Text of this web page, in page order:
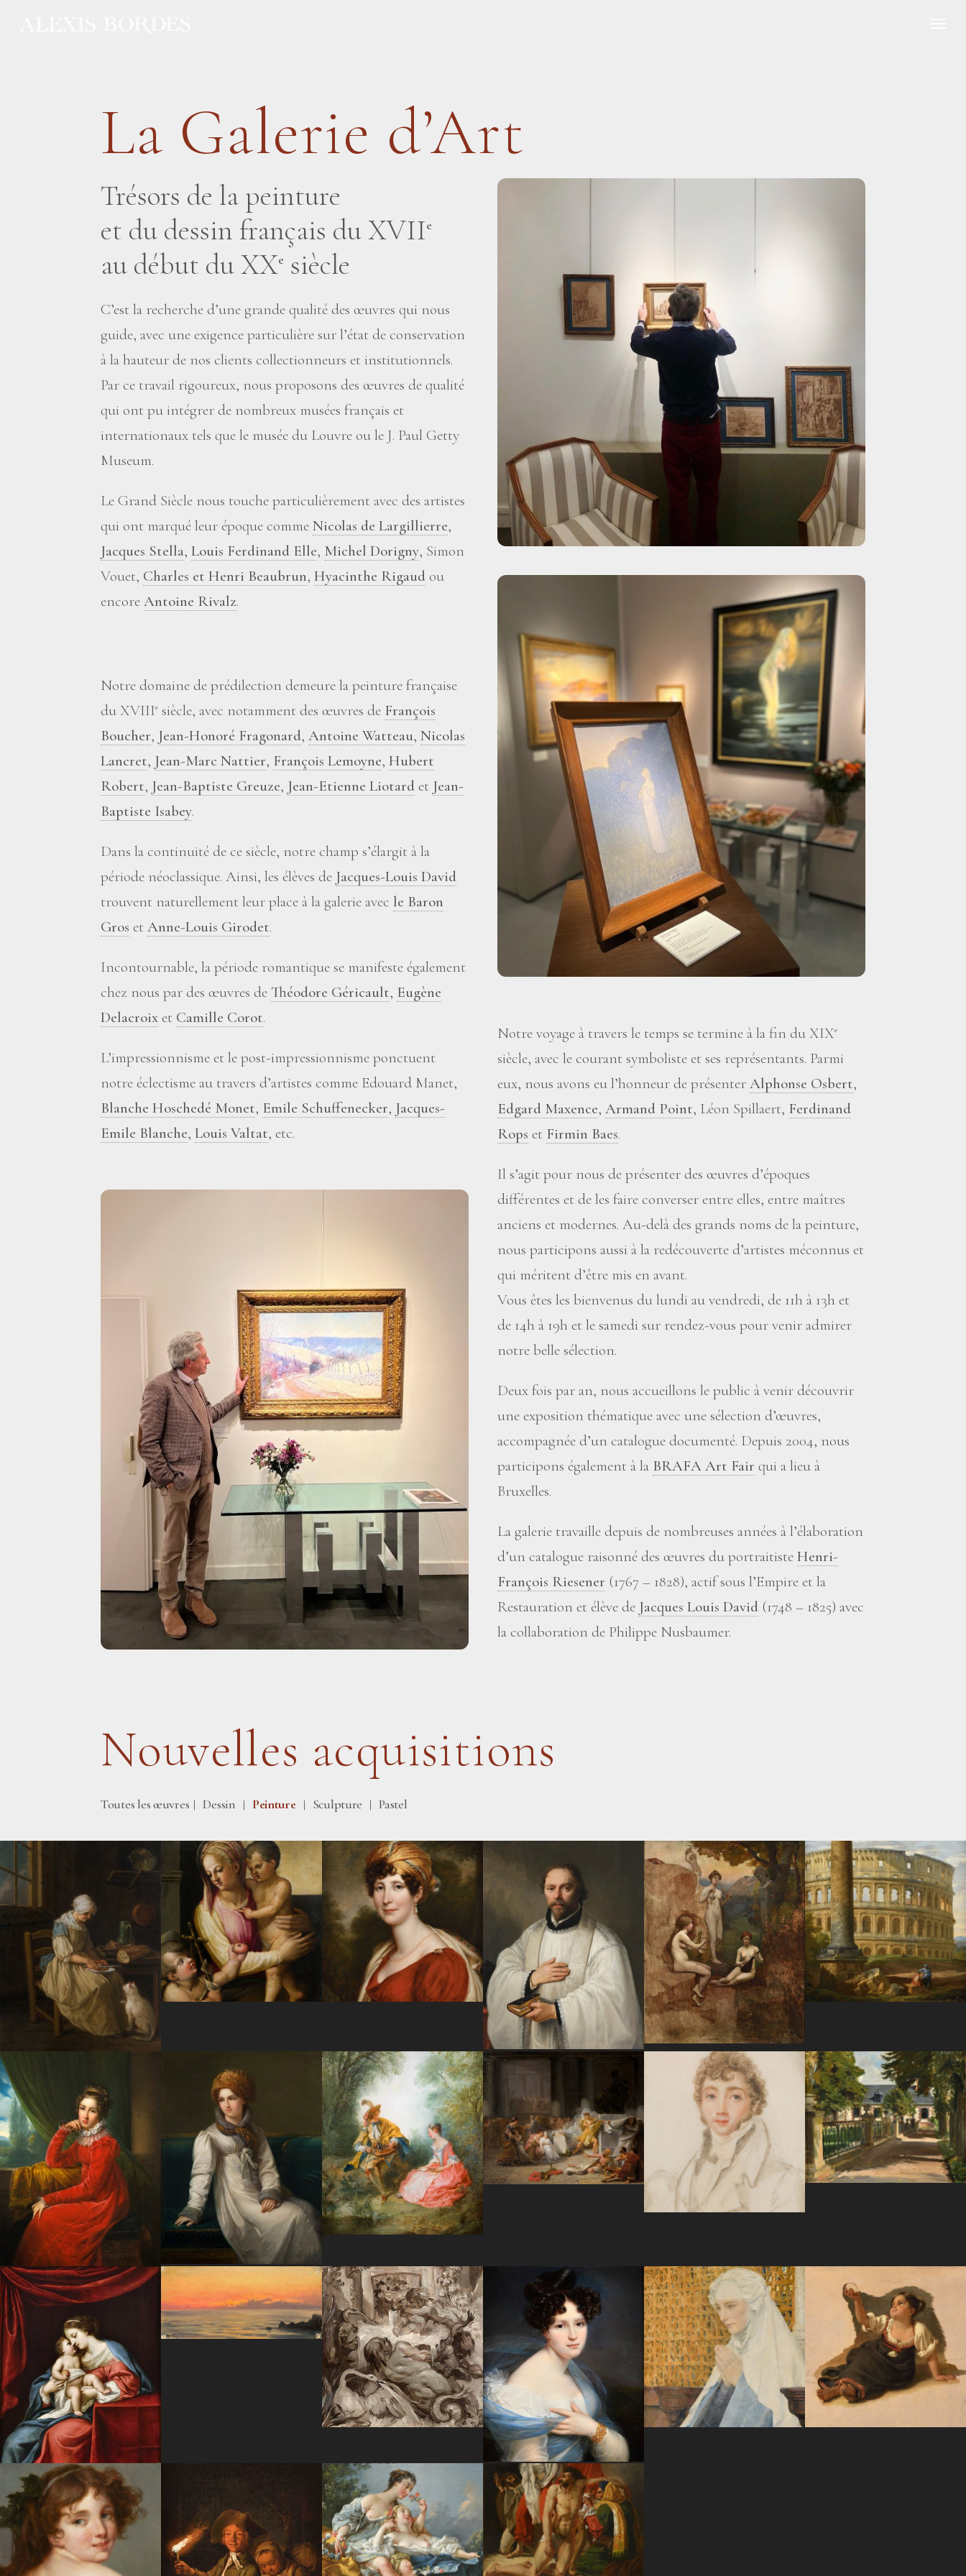
La Galerie d’Art
Trésors de la peinture
et du dessin français du XVIIe
au début du XXe siècle
C’est la recherche d’une grande qualité des œuvres qui nous
guide, avec une exigence particulière sur l’état de conservation
à la hauteur de nos clients collectionneurs et institutionnels.
Par ce travail rigoureux, nous proposons des œuvres de qualité
qui ont pu intégrer de nombreux musées français et
internationaux tels que le musée du Louvre ou le J. Paul Getty
Museum.
Le Grand Siècle nous touche particulièrement avec des artistes
qui ont marqué leur époque comme Nicolas de Largillierre,
Jacques Stella, Louis Ferdinand Elle, Michel Dorigny, Simon
Vouet, Charles et Henri Beaubrun, Hyacinthe Rigaud ou
encore Antoine Rivalz.
Notre domaine de prédilection demeure la peinture française
du XVIIIe siècle, avec notamment des œuvres de François
Boucher, Jean-Honoré Fragonard, Antoine Watteau, Nicolas
Lancret, Jean-Marc Nattier, François Lemoyne, Hubert
Robert, Jean-Baptiste Greuze, Jean-Etienne Liotard et Jean-
Baptiste Isabey.
Dans la continuité de ce siècle, notre champ s’élargit à la
période néoclassique. Ainsi, les élèves de Jacques-Louis David
trouvent naturellement leur place à la galerie avec le Baron
Gros et Anne-Louis Girodet.
Incontournable, la période romantique se manifeste également
chez nous par des œuvres de Théodore Géricault, Eugène
Delacroix et Camille Corot.
L’impressionnisme et le post-impressionnisme ponctuent
notre éclectisme au travers d’artistes comme Edouard Manet,
Blanche Hoschedé Monet, Emile Schuffenecker, Jacques-
Emile Blanche, Louis Valtat, etc.
Notre voyage à travers le temps se termine à la fin du XIXe
siècle, avec le courant symboliste et ses représentants. Parmi
eux, nous avons eu l’honneur de présenter Alphonse Osbert,
Edgard Maxence, Armand Point, Léon Spillaert, Ferdinand
Rops et Firmin Baes.
Il s’agit pour nous de présenter des œuvres d’époques
différentes et de les faire converser entre elles, entre maîtres
anciens et modernes. Au-delà des grands noms de la peinture,
nous participons aussi à la redécouverte d’artistes méconnus et
qui méritent d’être mis en avant.
Vous êtes les bienvenus du lundi au vendredi, de 11h à 13h et
de 14h à 19h et le samedi sur rendez-vous pour venir admirer
notre belle sélection.
Deux fois par an, nous accueillons le public à venir découvrir
une exposition thématique avec une sélection d’œuvres,
accompagnée d’un catalogue documenté. Depuis 2004, nous
participons également à la BRAFA Art Fair qui a lieu à
Bruxelles.
La galerie travaille depuis de nombreuses années à l’élaboration
d’un catalogue raisonné des œuvres du portraitiste Henri-
François Riesener (1767 – 1828), actif sous l’Empire et la
Restauration et élève de Jacques Louis David (1748 – 1825) avec
la collaboration de Philippe Nusbaumer.
Nouvelles acquisitions
Toutes les œuvres | Dessin | Peinture | Sculpture | Pastel